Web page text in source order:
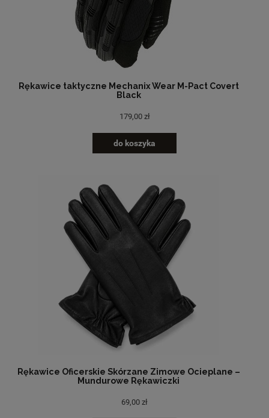
Rękawice taktyczne Mechanix Wear M-Pact Covert
Black
179,00 zł
do koszyka
Rękawice Oficerskie Skórzane Zimowe Ocieplane –
Mundurowe Rękawiczki
69,00 zł